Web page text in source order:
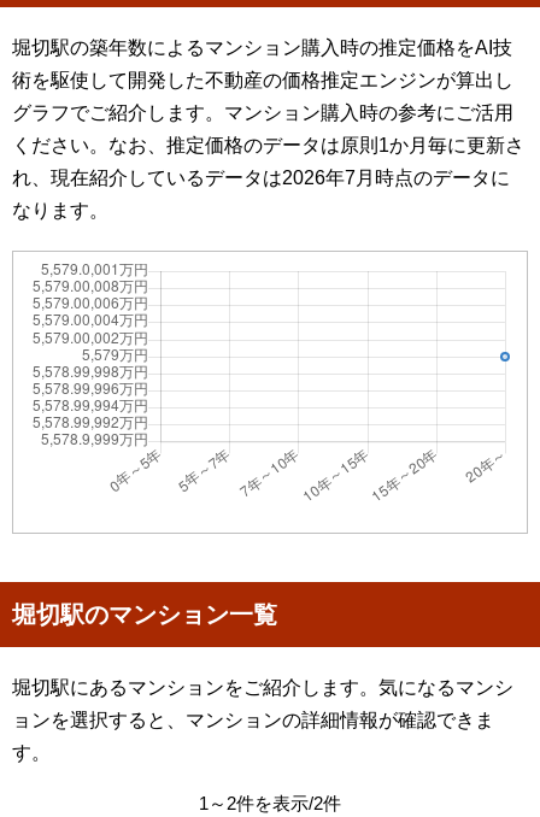
堀切駅の築年数によるマンション購入時の推定価格をAI技
術を駆使して開発した不動産の価格推定エンジンが算出し
グラフでご紹介します。マンション購入時の参考にご活用
ください。なお、推定価格のデータは原則1か月毎に更新さ
れ、現在紹介しているデータは2026年7月時点のデータに
なります。
堀切駅のマンション一覧
堀切駅にあるマンションをご紹介します。気になるマンシ
ョンを選択すると、マンションの詳細情報が確認できま
す。
1～2件を表示/2件